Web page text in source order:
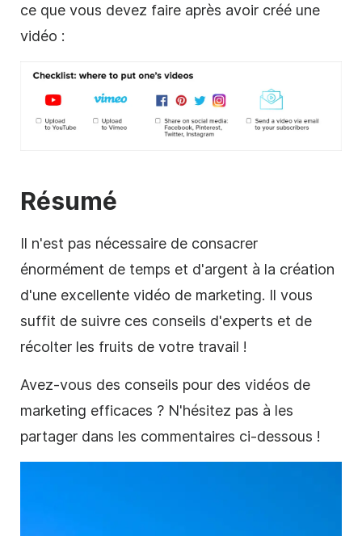
ce que vous devez faire après avoir créé une
vidéo :
Résumé
Il n'est pas nécessaire de consacrer
énormément de temps et d'argent à la création
d'une excellente vidéo de marketing. Il vous
suffit de suivre ces conseils d'experts et de
récolter les fruits de votre travail !
Avez-vous des conseils pour des vidéos de
marketing efficaces ? N'hésitez pas à les
partager dans les commentaires ci-dessous !